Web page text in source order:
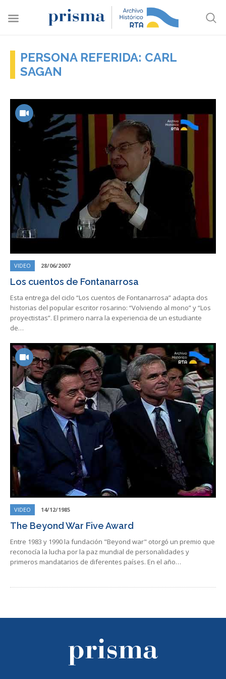
PERSONA REFERIDA: CARL
SAGAN
VIDEO 28/06/2007
Los cuentos de Fontanarrosa
Esta entrega del ciclo “Los cuentos de Fontanarrosa” adapta dos
historias del popular escritor rosarino: “Volviendo al mono” y “Los
proyectistas”. El primero narra la experiencia de un estudiante
de…
VIDEO 14/12/1985
The Beyond War Five Award
Entre 1983 y 1990 la fundación "Beyond war" otorgó un premio que
reconocía la lucha por la paz mundial de personalidades y
primeros mandatarios de diferentes países. En el año…